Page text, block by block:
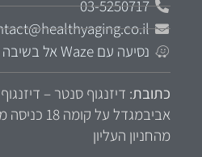
03-5250717
נסיעה עם Waze אל בשיבה בריאה
כתובת
מהחניון העליון